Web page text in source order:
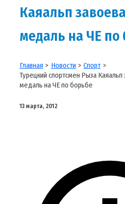
Каяальп
медаль на ЧЕ по
Главная Новости
Спорт
Турецкий спортсмен Рыза
медаль на ЧЕ по борьбе
13 марта, 2012